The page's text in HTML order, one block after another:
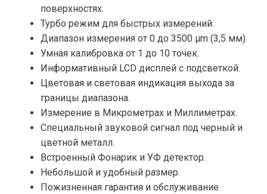
поверхностях.
Турбо режим для быстрых измерений.
Диапазон измерения от 0 до 3500 µm (3,5 мм).
Умная калибровка от 1 до 10 точек.
Информативный LCD дисплей с подсветкой.
Цветовая и световая индикация выхода за
границы диапазона.
Измерение в Микрометрах и Миллиметрах.
Специальный звуковой сигнал под черный и
цветной металл.
Встроенный Фонарик и УФ детектор.
Небольшой и удобный размер.
Пожизненная гарантия и обслуживание